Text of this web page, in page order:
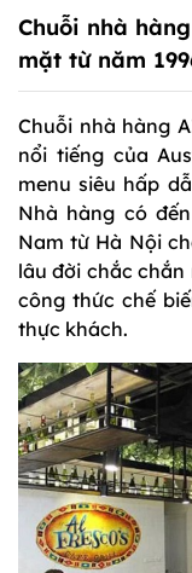
Chuỗi nhà
mặt từ năm
Chuỗi nhà hàng
nổi tiếng của
menu siêu hấp
Nhà hàng có
Nam từ Hà Nội
lâu đời chắc chắn
công thức chế
thực khách.